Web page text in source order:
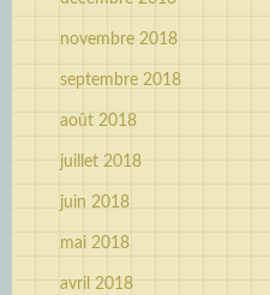
novembre 2018
septembre 2018
août 2018
juillet 2018
juin 2018
mai 2018
avril 2018